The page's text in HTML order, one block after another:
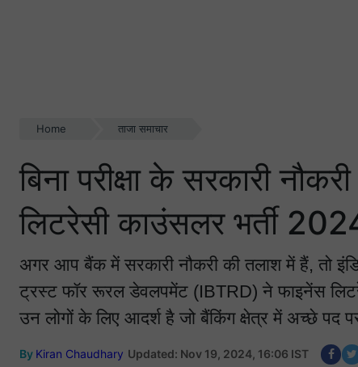
Home ताजा समाचार
बिना परीक्षा के सरकारी
लिटरेसी काउंसलर भर्ती
अगर आप बैंक में सरकारी नौकरी की तलाश में हैं, तो
ट्रस्ट फॉर रूरल डेवलपमेंट (IBTRD) ने फाइनेंस
उन लोगों के लिए आदर्श है जो बैंकिंग क्षेत्र में अच्छे पद
By Kiran Chaudhary Updated: Nov 19, 2024, 16:06 IST